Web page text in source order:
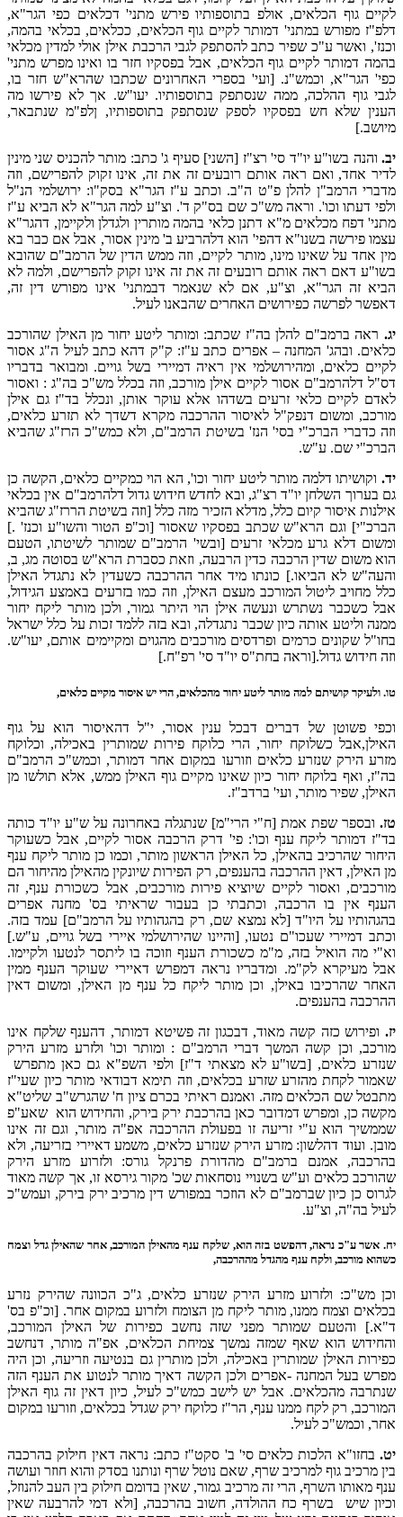
לקיים גוף הכלאים, אולפ בתוספותיו פירש מתני' דכלאים כפי הגר"א,
דלפ"ז מפורש במתני' דמותר לקיים גוף הכלאים, ככלאים, בכלאי בהמה,
וכנז', ואשר ע"כ שפיר כתב להסתפק לגבי הרכבת אילן אולי למדין מכלאי
בהמה דמותר לקיים גוף הכלאים, אבל בפסקיו חזר בו ואינו מפרש מתני'
כפי' הגר"א, וכמש"נ. [ועי' בספרי האחרונים שכתבו שהרא"ש חזר בו,
לגבי גוף ההלכה, ממה שנסתפק בתוספותיו. יעו"ש. אך לא פירשו מה
הענין שלא חש בפסקיו לספק שנסתפק בתוספותיו, ןלפ"מ שנתבאר,
מיושב.]
יב. והנה בשו"ע יו"ד סי' רצ"ז [השני] סעיף ג' כתב: מותר להכניס שני מינין
לדיר אחד, ואם ראה אותם רובעים זה את זה, אינו זקוק להפרישם, וזה
מדברי הרמב"ן להלן פ"ט ה"ב. וכתב ע"ז הגר"א בסק"ו: ירושלמי הנ"ל
ולפי דעתו וכו'. וראה מש"כ שם בס"ק ד'. וצ"ע למה הגר"א לא הביא ע"ז
מתני' דפח מכלאים מ"א דתנן כלאי בהמה מותרין ולגדלן ולקיימן, דהגר"א
עצמו פירשה בשנו"א דהפי' הוא דלהרביע ב' מינין אסור, אבל אם כבר בא
מין אחד על שאינו מינו, מותר לקיים, וזה ממש הדין של הרמב"ם שהובא
בשו"ע דאם ראה אותם רובעים זה את זה אינו זקוק להפרישם, ולמה לא
הביא זה הגר"א, וצ"ע, אם לא שנאמר דבמתני' אינו מפורש דין זה,
דאפשר לפרשה כפירושים האחרים שהבאנו לעיל.
יג. ראה ברמב"ם להלן בה"ז שכתב: ומותר ליטע יחור מן האילן שהורכב
כלאים. ובהג' המחנה – אפרים כתב ע"ז: ק"ק דהא כתב לעיל ה"ג אסור
לקיים כלאים, ומהירושלמי אין ראיה דמיירי בשל גויים. ומבואר בדבריו
דס"ל דלהרמב"ם אסור לקיים אילן מורכב, וזה בכלל מש"כ בה"ג : ואסור
לאדם לקיים כלאי זרעים בשדהו אלא עוקר אותן, ונכלל בד"ז גם אילן
מורכב, ומשום דנפק"ל לאיסור ההרכבה מקרא דשדך לא תזרע כלאים,
וזה כדברי הברכ"י בסי' הנז' בשיטת הרמב"ם, ולא כמש"כ הרז"ג שהביא
הברכ"י שם. ע"ש.
יד. וקושיתו דלמה מותר ליטע יחור וכו', הא הוי כמקיים כלאים, הקשה כן
גם בערוך השלחן יו"ד רצ"ג, ובא לחדש חידוש גדול דלהרמב"ם אין בכלאי
אילנות איסור קיום כלל, מדלא הזכיר מזה כלל [וזה בשיטת הררז"ג שהביא
הברכ"י] וגם הרא"ש שכתב בפסקיו שאסור [וכ"פ הטור והשו"ע וכנז' .]
ומשום דלא גרע מכלאי זרעים [ובשי' הרמב"ם שמותר לשיטתו, הטעם
הוא משום שדין הרכבה כדין הרבעה, וזאת כסברת הרא"ש בסוטה מג, ב,
והעה"ש לא הביאו.] כונתו מיד אחר ההרכבה כשעדין לא נתגדל האילן
כלל מחויב ליטול המורכב מעצם האילן, וזה כמו בזרעים באמצע הגידול,
אבל כשכבר נשתרש ונעשה אילן הוי היתר גמור, ולכן מותר ליקח יחור
ממנה וליטע אותה כיון שכבר נתגדלה, ובא בזה ללמד זכות על כלל ישראל
בחו"ל שקונים כרמים ופרדסים מורכבים מהגוים ומקיימים אותם, יעו"ש.
וזה חידוש גדול.[וראה בחת"ס יו"ד סי' רפ"ח.]
טו. ולעיקר קושיתם למה מותר ליטע יחור מהכלאים, הרי יש איסור מקיים כלאים,
וכפי פשוטן של דברים דבכל ענין אסור, י"ל דהאיסור הוא על גוף
האילן,אבל כשלוקח יחור, הרי כלוקח פירות שמותרין באכילה, וכלוקח
מזרע הירק שנזרע כלאים וזורעו במקום אחר דמותר, וכמש"כ הרמב"ם
בה"ז, ואף בלוקח יחור כיון שאינו מקיים גוף האילן ממש, אלא תולשו מן
האילן, שפיר מותר, ועי' ברדב"ז.
טז. ובספר שפת אמת [ח"י הרי"מ] שנתגלה באחרונה על ש"ע יו"ד כותה
בד"ז דמותר ליקח ענף וכו': פי' דרק הרכבה אסור לקיים, אבל כשעוקר
היחור שהרכיב בהאילן, כל האילן הראשון מותר, וכמו כן מותר ליקח ענף
מן האילן, דאין ההרכבה בהענפים, רק הפירות שיונקין מהאילן מהיחור הם
מורכבים, ואסור לקיים שיוציא פירות מורכבים, אבל כשכורת ענף, זה
הענף אין בו הרכבה, וכתבתי כן בעבור שראיתי בס' מחנה אפרים
בהגהותיו על היו"ד [לא נמצא שם, רק בהגהותיו על הרמב"ם] עמד בזה.
וכתב דמיירי שעכו"ם נטעו, [והיינו שהירושלמי איירי בשל גויים, ע"ש.]
וא"י מה הואיל בזה, מ"מ כשכורת הענף וזוכה בו ליתסר לנטעו ולקיימו.
אבל מעיקרא לק"מ. ומדבריו נראה דמפרש דאיירי שעוקר הענף ממין
האחר שהרכיבו באילן, וכן מותר ליקח כל ענף מן האילן, ומשום דאין
ההרכבה בהענפים.
יז. ופירוש כזה קשה מאוד, דבכגון זה פשיטא דמותר, דהענף שלקח אינו
מורכב, וכן קשה המשך דברי הרמב"ם : ומותר וכו' ולזרע מזרע הירק
שנזרע כלאים, [בשו"ע לא מצאתי ד"ז] ולפי השפ"א גם כאן מתפרש
שאמור לקחת מהזרע שזרע בכלאים, וזה תימא דבודאי מותר כיון שעי"ז
מתבטל שם הכלאים מזה. ואמנם ראיתי בכרם ציון ח' שהגרש"ב שליט"א
מקשה כן, ומפרש דמדובר כאן בהרכבת ירק בירק, והחידוש הוא שאע"פ
שממשיך הוא ע"י זריעה זו בפעולת ההרכבה אפ"ה מותר, וגם זה אינו
מובן. ועוד דהלשון: מזרע הירק שנזרע כלאים, משמע דאיירי בזריעה, ולא
בהרכבה, אמנם ברמב"ם מהדורת פרנקל גורס: ולזרוע מזרע הירק
שהורכב כלאים וע"ש בשנויי נוסחאות שכ' מקור גירסא זו, אך קשה מאוד
לגרוס כן כיון שברמב"ם לא הוזכר במפורש דין מרכיב ירק בירק, ועמש"כ
לעיל בה"ה, וצ"ע.
יח. אשר ע"כ נראה, דהפשט בזה הוא, שלקח ענף מהאילן המורכב, אחר שהאילן גדל וצמח
כשהוא מורכב, ולקח ענף מהגדל מההרכבה,
וכן מש"כ: ולזרוע מזרע הירק שנזרע כלאים, ג"כ הכוונה שהירק נזרע
בכלאים וצמח ממנו, מותר ליקח מן הצומח ולזרוע במקום אחר. [וכ"פ בס'
ד"א.] והטעם שמותר מפני שזה נחשב כפירות של האילן המורכב,
והחידוש הוא שאף שמזה נמשך צמיחת הכלאים, אפ"ה מותר, דנחשב
כפירות האילן שמותרין באכילה, ולכן מותרין גם בנטיעה וזריעה, וכן היה
מפרש בעל המחנה -אפרים ולכן הקשה דאיך מותר לנטוע את הענף הזה
שנתרבה מהכלאים. אבל יש לישב כמש"כ לעיל, כיון דאין זה גוף האילן
המורכב, רק לקח ממנו ענף, הר"ז כלוקח ירק שגדל בכלאים, וזורעו במקום
אחר, וכמש"כ לעיל.
יט. בחזו"א הלכות כלאים סי' ב' סקט"ז כתב: נראה דאין חילוק בהרכבה
בין מרכיב גוף למרכיב שרף, שאם נוטל שרף ונותנו בסדק והוא חוזר ועושה
ענף מאותו השרף, הרי זה מרכיב גמור, שאין בדומם חילוק בין העב להנוזל,
וכיון שיש בשרף כח ההולדה, חשוב בהרכבה, [ולא דמי להרבעה שאין